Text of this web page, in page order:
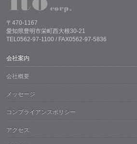
〒470-1167
愛知県豊明市栄町西大根30-21
TEL0562-97-1100 / FAX0562-97-5836
会社案内
会社概要
メッセージ
コンプライアンスポリシー
アクセス